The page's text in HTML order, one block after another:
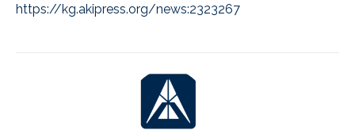
https://kg.akipress.org/news:2323267